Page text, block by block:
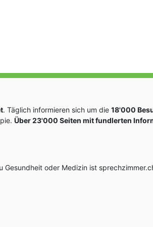
. Täglich informieren sich um die 18'000
Über 23'000 Seiten mit fundlerten
oder Medizin ist